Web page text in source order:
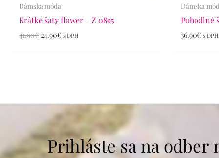
Dámska móda
Krátke šaty flower – Z 0895
41.90€ 24.90€ s DPH
Dámska
Pohodlné
36.90€ s DPH
Prihláste sa na odber